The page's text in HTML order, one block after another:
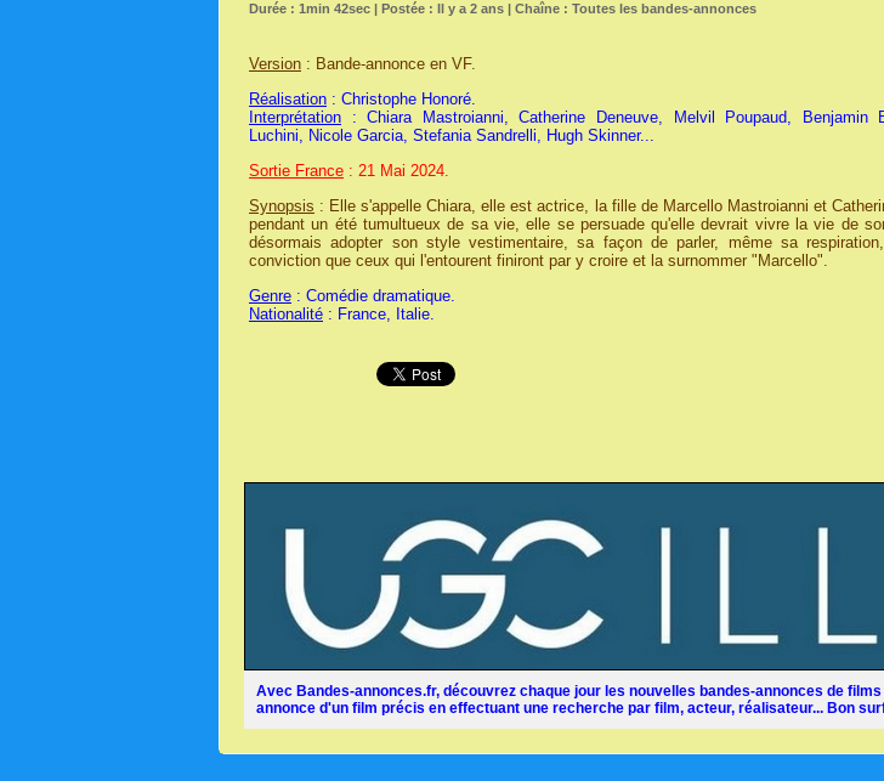
Durée : 1min 42sec | Postée : Il y a 2 ans | Chaîne : Toutes les bandes-annonces
Version : Bande-annonce en VF.
Réalisation : Christophe Honoré.
Interprétation : Chiara Mastroianni, Catherine Deneuve, Melvil Poupaud, Benjamin
Luchini, Nicole Garcia, Stefania Sandrelli, Hugh Skinner...
Sortie France : 21 Mai 2024.
Synopsis : Elle s'appelle Chiara, elle est actrice, la fille de Marcello Mastroianni et
pendant un été tumultueux de sa vie, elle se persuade qu'elle devrait vivre la vie de
désormais adopter son style vestimentaire, sa façon de parler, même sa
conviction que ceux qui l'entourent finiront par y croire et la surnommer "Marcello".
Genre : Comédie dramatique.
Nationalité : France, Italie.
Avec Bandes-annonces.fr, découvrez chaque jour les nouvelles bandes-annonces de
annonce d'un film précis en effectuant une recherche par film, acteur, réalisateur... Bon